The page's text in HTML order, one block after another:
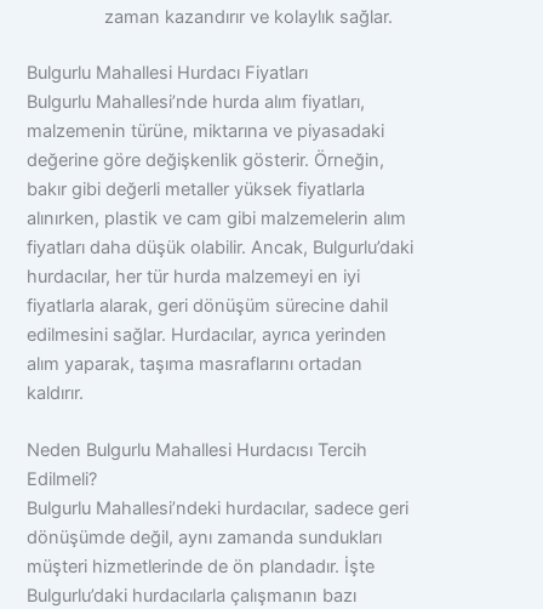
zaman kazandırır ve kolaylık sağlar.
Bulgurlu Mahallesi Hurdacı Fiyatları
Bulgurlu Mahallesi’nde hurda alım fiyatları,
malzemenin türüne, miktarına ve piyasadaki
değerine göre değişkenlik gösterir. Örneğin,
bakır gibi değerli metaller yüksek fiyatlarla
alınırken, plastik ve cam gibi malzemelerin alım
fiyatları daha düşük olabilir. Ancak, Bulgurlu’daki
hurdacılar, her tür hurda malzemeyi en iyi
fiyatlarla alarak, geri dönüşüm sürecine dahil
edilmesini sağlar. Hurdacılar, ayrıca yerinden
alım yaparak, taşıma masraflarını ortadan
kaldırır.
Neden Bulgurlu Mahallesi Hurdacısı Tercih
Edilmeli?
Bulgurlu Mahallesi’ndeki hurdacılar, sadece geri
dönüşümde değil, aynı zamanda sundukları
müşteri hizmetlerinde de ön plandadır. İşte
Bulgurlu’daki hurdacılarla çalışmanın bazı